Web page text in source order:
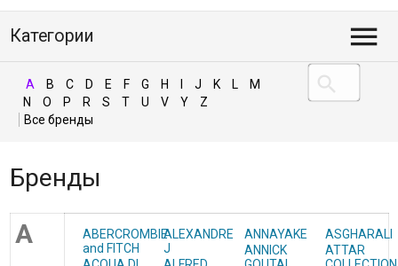
Категории
A B C D E F G H J K L
M
N
O P R S T U V Y Z
Бренды
A
ABERCROMBIE
and FITCH
ALEXANDRE
J
ANNAYAKE
ANNICK
ASGHARALI
ATTAR